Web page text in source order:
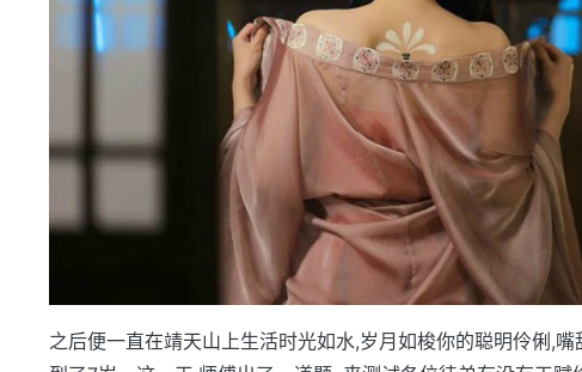
之后便一直在靖天山上生活时光如水,岁月如梭你的聪明伶俐,